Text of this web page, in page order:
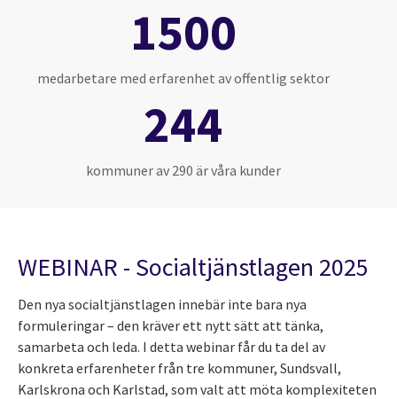
1500
medarbetare med erfarenhet av offentlig sektor
244
kommuner av 290 är våra kunder
WEBINAR - Socialtjänstlagen 2025
Den nya socialtjänstlagen innebär inte bara nya
formuleringar – den kräver ett nytt sätt att tänka,
samarbeta och leda. I detta webinar får du ta del av
konkreta erfarenheter från tre kommuner, Sundsvall,
Karlskrona och Karlstad, som valt att möta komplexiteten